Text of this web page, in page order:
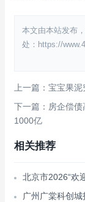
本文由本站发布
处：https://
上一篇：宝宝果
下一篇：房企偿
1000亿
相关推荐
北京市2026“欢
广州广棠科创